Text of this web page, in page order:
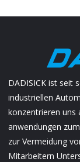
DADISICK ist seit
industriellen
konzentrieren uns
anwendungen
zur Vermeidung
Mitarbeitern